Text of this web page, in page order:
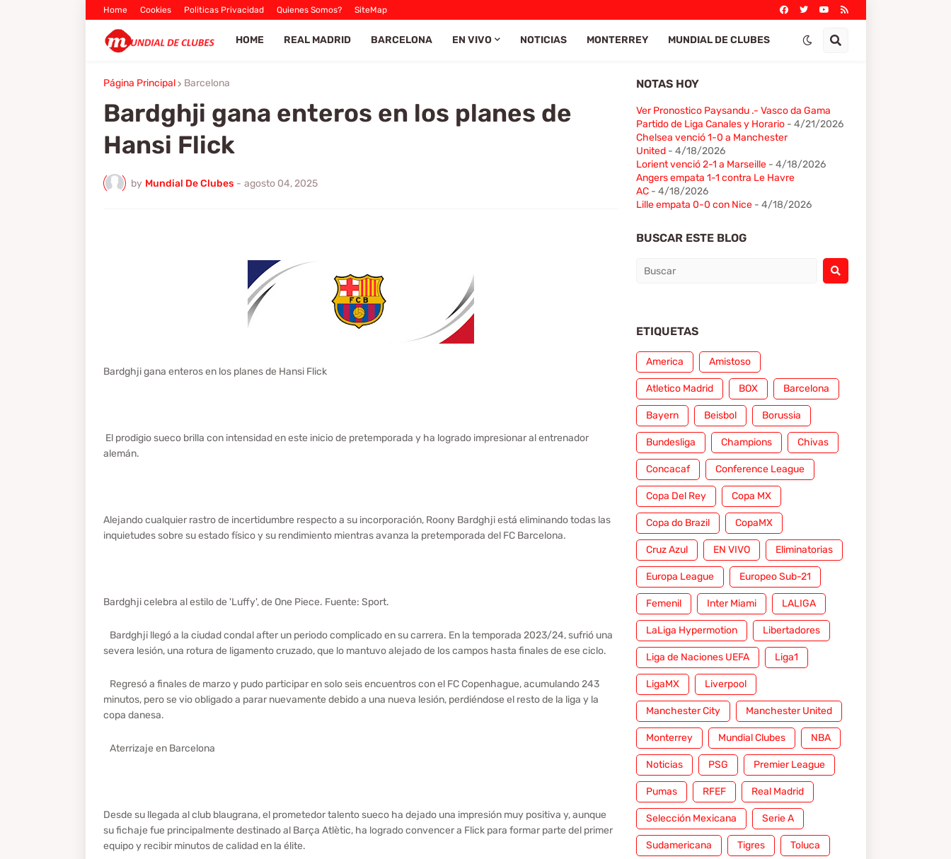
Home Cookies Politicas Privacidad Quienes Somos? SiteMap
HOME REAL MADRID BARCELONA EN VIVO NOTICIAS MONTERREY MUNDIAL DE CLUBES
Página Principal Barcelona
Bardghji gana enteros en los planes de
Hansi Flick
by Mundial De Clubes - agosto 04, 2025
Bardghji gana enteros en los planes de Hansi Flick
El prodigio sueco brilla con intensidad en este inicio de pretemporada y ha logrado impresionar al entrenador
alemán.
Alejando cualquier rastro de incertidumbre respecto a su incorporación, Roony Bardghji está eliminando todas las
inquietudes sobre su estado físico y su rendimiento mientras avanza la pretemporada del FC Barcelona.
Bardghji celebra al estilo de 'Luffy', de One Piece. Fuente: Sport.
Bardghji llegó a la ciudad condal after un periodo complicado en su carrera. En la temporada 2023/24, sufrió una
severa lesión, una rotura de ligamento cruzado, que lo mantuvo alejado de los campos hasta finales de ese ciclo.
Regresó a finales de marzo y pudo participar en solo seis encuentros con el FC Copenhague, acumulando 243
minutos, pero se vio obligado a parar nuevamente debido a una nueva lesión, perdiéndose el resto de la liga y la
copa danesa.
Aterrizaje en Barcelona
Desde su llegada al club blaugrana, el prometedor talento sueco ha dejado una impresión muy positiva y, aunque
su fichaje fue principalmente destinado al Barça Atlètic, ha logrado convencer a Flick para formar parte del primer
equipo y recibir minutos de calidad en la élite.
NOTAS HOY
Ver Pronostico Paysandu .- Vasco da Gama
Partido de Liga Canales y Horario- 4/21/2026
Chelsea venció 1-0 a Manchester
United- 4/18/2026
Lorient venció 2-1 a Marseille- 4/18/2026
Angers empata 1-1 contra Le Havre
AC- 4/18/2026
Lille empata 0-0 con Nice- 4/18/2026
BUSCAR ESTE BLOG
ETIQUETAS
America Amistoso
Atletico Madrid BOX Barcelona
Bayern Beisbol Borussia
Bundesliga Champions Chivas
Concacaf Conference League
Copa Del Rey Copa MX
Copa do Brazil CopaMX
Cruz Azul EN VIVO Eliminatorias
Europa League Europeo Sub-21
Femenil Inter Miami LALIGA
LaLiga Hypermotion Libertadores
Liga de Naciones UEFA Liga1
LigaMX Liverpool
Manchester City Manchester United
Monterrey Mundial Clubes NBA
Noticias PSG Premier League
Pumas RFEF Real Madrid
Selección Mexicana Serie A
Sudamericana Tigres Toluca